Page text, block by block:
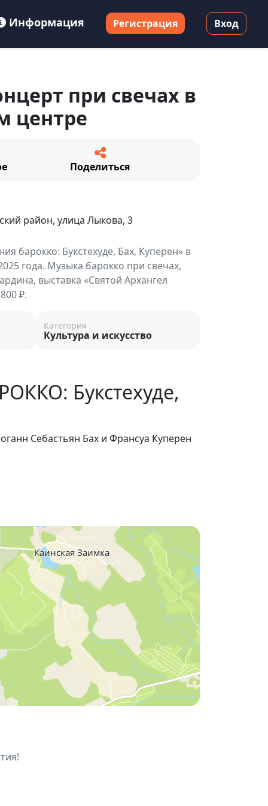
Информация Регистрация Вход
при свечах в
центре
Поделиться
район, улица Лыкова, 3
барокко: Букстехуде, Бах, Куперен» в
года. Музыка барокко при свечах,
выставка «Святой Архангел
₽.
Категория
Культура и искусство
Букстехуде,
Себастьян Бах и Франсуа Куперен
солист НСФ)